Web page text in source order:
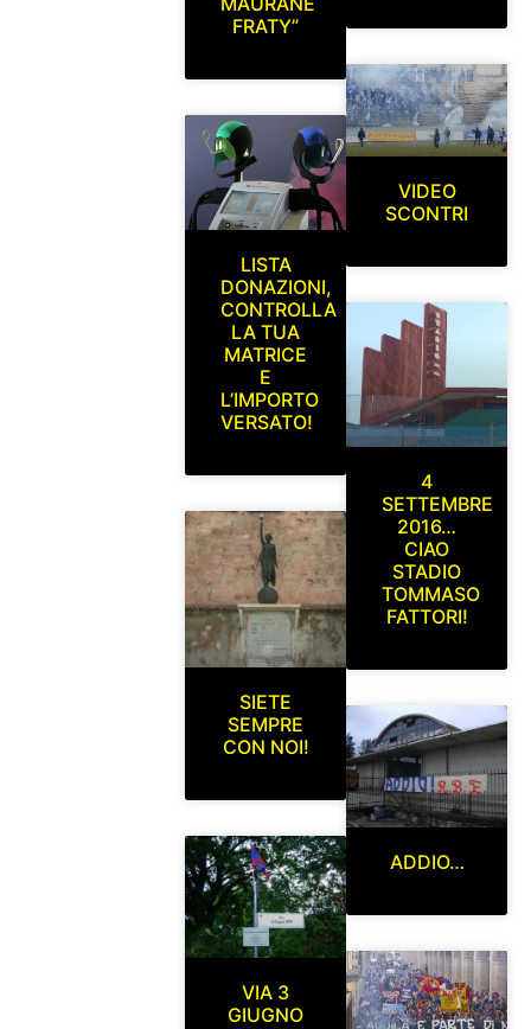
FRATY”
LISTA
DONAZIONI,
CONTROLLA
LA TUA
MATRICE
E
L’IMPORTO
VERSATO!
SIETE
SEMPRE
CON NOI!
VIA 3
GIUGNO
VIDEO
SCONTRI
4
SETTEMBRE
2016…
CIAO
STADIO
TOMMASO
FATTORI!
ADDIO…